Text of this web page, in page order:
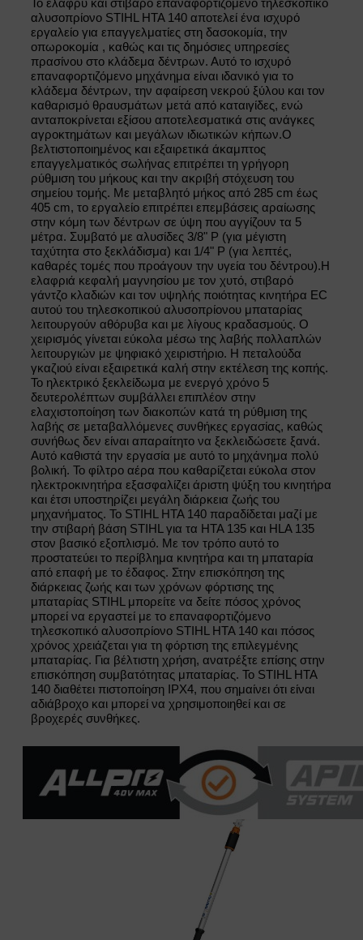
Το ελαφρύ και στιβαρό επαναφορτιζόμενο τηλεσκοπικό
αλυσοπρίονο STIHL HTA 140 αποτελεί ένα ισχυρό
εργαλείο για επαγγελματίες στη δασοκομία, την
οπωροκομία , καθώς και τις δημόσιες υπηρεσίες
πρασίνου στο κλάδεμα δέντρων. Αυτό το ισχυρό
επαναφορτιζόμενο μηχάνημα είναι ιδανικό για το
κλάδεμα δέντρων, την αφαίρεση νεκρού ξύλου και τον
καθαρισμό θραυσμάτων μετά από καταιγίδες, ενώ
ανταποκρίνεται εξίσου αποτελεσματικά στις ανάγκες
αγροκτημάτων και μεγάλων ιδιωτικών κήπων.Ο
βελτιστοποιημένος και εξαιρετικά άκαμπτος
επαγγελματικός σωλήνας επιτρέπει τη γρήγορη
ρύθμιση του μήκους και την ακριβή στόχευση του
σημείου τομής. Με μεταβλητό μήκος από 285 cm έως
405 cm, το εργαλείο επιτρέπει επεμβάσεις αραίωσης
στην κόμη των δέντρων σε ύψη που αγγίζουν τα 5
μέτρα. Συμβατό με αλυσίδες 3/8" P (για μέγιστη
ταχύτητα στο ξεκλάδισμα) και 1/4" P (για λεπτές,
καθαρές τομές που προάγουν την υγεία του δέντρου).Η
ελαφριά κεφαλή μαγνησίου με τον χυτό, στιβαρό
γάντζο κλαδιών και τον υψηλής ποιότητας κινητήρα EC
αυτού του τηλεσκοπικού αλυσοπρίονου μπαταρίας
λειτουργούν αθόρυβα και με λίγους κραδασμούς. Ο
χειρισμός γίνεται εύκολα μέσω της λαβής πολλαπλών
λειτουργιών με ψηφιακό χειριστήριο. Η πεταλούδα
γκαζιού είναι εξαιρετικά καλή στην εκτέλεση της κοπής.
Το ηλεκτρικό ξεκλείδωμα με ενεργό χρόνο 5
δευτερολέπτων συμβάλλει επιπλέον στην
ελαχιστοποίηση των διακοπών κατά τη ρύθμιση της
λαβής σε μεταβαλλόμενες συνθήκες εργασίας, καθώς
συνήθως δεν είναι απαραίτητο να ξεκλειδώσετε ξανά.
Αυτό καθιστά την εργασία με αυτό το μηχάνημα πολύ
βολική. Το φίλτρο αέρα που καθαρίζεται εύκολα στον
ηλεκτροκινητήρα εξασφαλίζει άριστη ψύξη του κινητήρα
και έτσι υποστηρίζει μεγάλη διάρκεια ζωής του
μηχανήματος. Το STIHL HTA 140 παραδίδεται μαζί με
την στιβαρή βάση STIHL για τα HTA 135 και HLA 135
στον βασικό εξοπλισμό. Με τον τρόπο αυτό το
προστατεύει το περίβλημα κινητήρα και τη μπαταρία
από επαφή με το έδαφος. Στην επισκόπηση της
διάρκειας ζωής και των χρόνων φόρτισης της
μπαταρίας STIHL μπορείτε να δείτε πόσος χρόνος
μπορεί να εργαστεί με το επαναφορτιζόμενο
τηλεσκοπικό αλυσοπρίονο STIHL HTA 140 και πόσος
χρόνος χρειάζεται για τη φόρτιση της επιλεγμένης
μπαταρίας. Για βέλτιστη χρήση, ανατρέξτε επίσης στην
επισκόπηση συμβατότητας μπαταρίας. Το STIHL HTA
140 διαθέτει πιστοποίηση IPX4, που σημαίνει ότι είναι
αδιάβροχο και μπορεί να χρησιμοποιηθεί και σε
βροχερές συνθήκες.